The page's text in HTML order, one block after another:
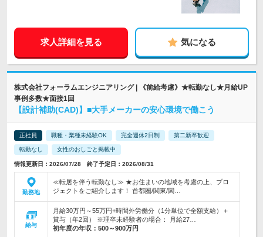
求人詳細を見る 気になる
株式会社フォーラムエンジニアリング | 《前給考慮》★転勤なし★月給UP
事例多数★面接1回
【設計補助(CAD)】■大手メーカーの安心環境で働こう
正社員 職種・業種未経験OK 完全週休2日制 第二新卒歓迎
転勤なし 女性のおしごと掲載中
情報更新日：2026/07/28 終了予定日：2026/08/31
勤務地
≪転居を伴う転勤なし≫ ★お住まいの地域を考慮の上、プロ
ジェクトをご紹介します！ 首都圏/関東/関…
給与
月給30万円～55万円+時間外労働分（1分単位で全額支給）＋
賞与（年2回） ※理卒未経験者の場合： 月給27…
初年度の年収： 500～900万円